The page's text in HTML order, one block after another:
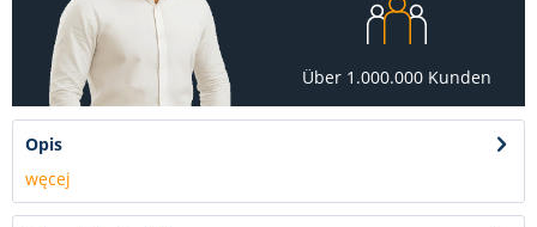
Über 1.000.000 Kunden
Opis
węcej